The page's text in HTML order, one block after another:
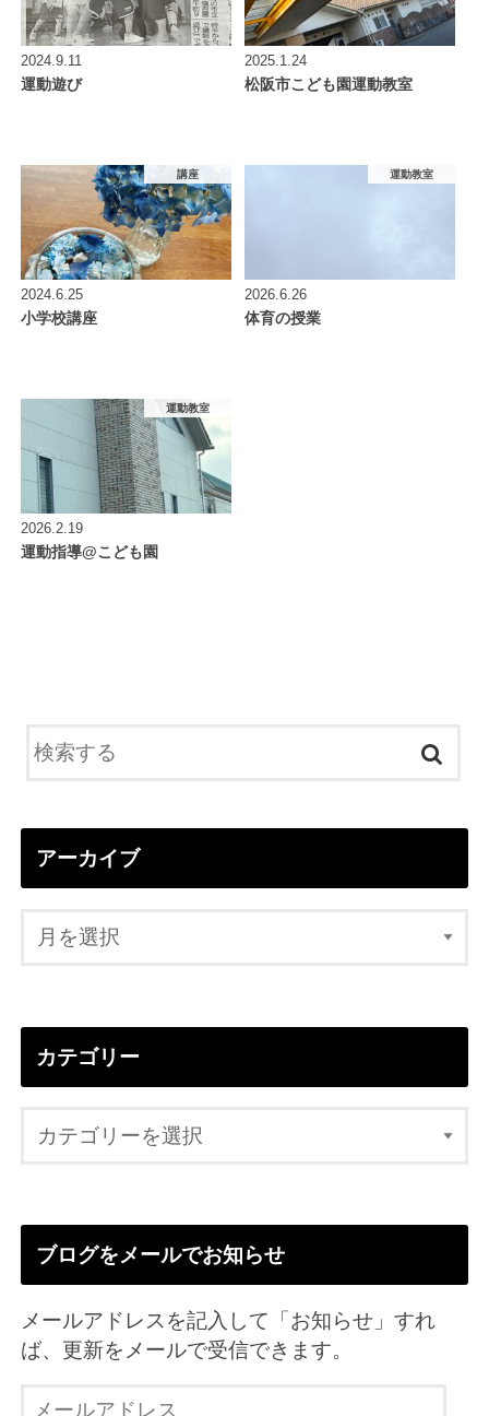
2024.9.11
運動遊び
2025.1.24
松阪市こども園運動教室
講座
2024.6.25
小学校講座
運動教室
2026.6.26
体育の授業
運動教室
2026.2.19
運動指導@こども園
アーカイブ
カテゴリー
ブログをメールでお知らせ
メールアドレスを記入して「お知らせ」すれ
ば、更新をメールで受信できます。